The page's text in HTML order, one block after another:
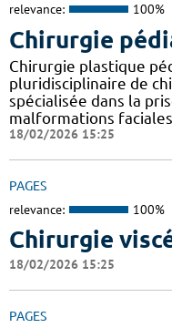
relevance: 100%
Chirurgie
Chirurgie plastique
pluridisciplinaire de
spécialisée dans la
malformations
18/02/2026 15:25
PAGES
relevance: 100%
Chirurgie
18/02/2026 15:25
PAGES